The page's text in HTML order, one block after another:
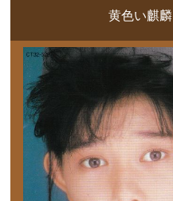
黄色い麒麟